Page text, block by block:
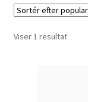
fortrydelsesret
Kontakt
Viser 1 resultat